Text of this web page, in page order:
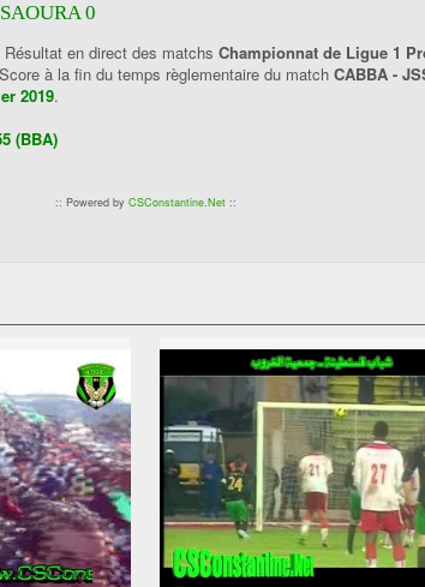
0
Résultat en direct des matchs Championnat de Ligue 1
à la fin du temps règlementaire du match CABBA -
2019.
(BBA)
:: Powered by CSConstantine.Net::